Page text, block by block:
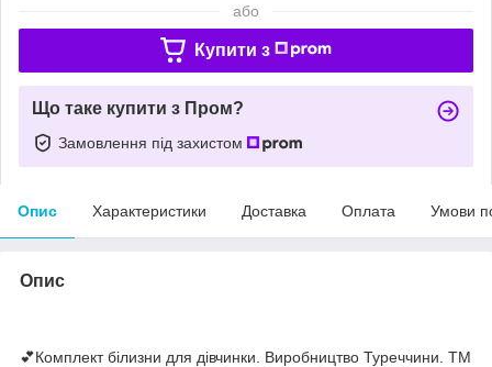
або
Купити з
Що таке купити з Пром?
Замовлення під захистом
Опис Характеристики Доставка Оплата Умови
Опис
💕Комплект білизни для дівчинки. Виробництво Туреччини. ТМ